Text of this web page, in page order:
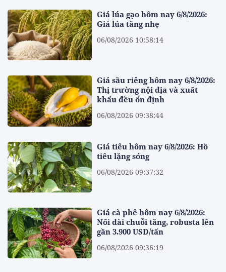
Giá lúa gạo hôm nay 6/8/2026:
Giá lúa tăng nhẹ
06/08/2026 10:58:14
Giá sầu riêng hôm nay 6/8/2026:
Thị trường nội địa và xuất
khẩu đều ổn định
06/08/2026 09:38:44
Giá tiêu hôm nay 6/8/2026: Hồ
tiêu lặng sóng
06/08/2026 09:37:32
Giá cà phê hôm nay 6/8/2026:
Nối dài chuỗi tăng, robusta lên
gần 3.900 USD/tấn
06/08/2026 09:36:19